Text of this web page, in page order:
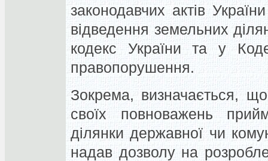
законодавчих актів
відведення земельних
кодекс України та у
правопорушення.
Зокрема, визначається,
своїх повноважень
ділянки державної чи
надав дозволу на